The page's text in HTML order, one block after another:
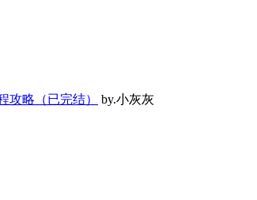
攻略（已完结）
by.小灰灰